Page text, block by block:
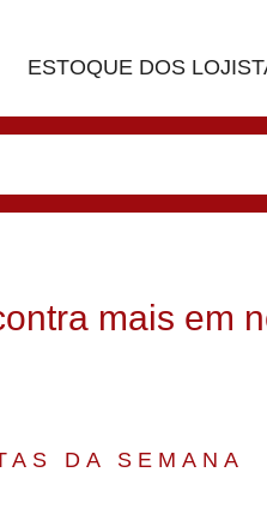
ESTOQUE DOS
mais em
DA SEMANA